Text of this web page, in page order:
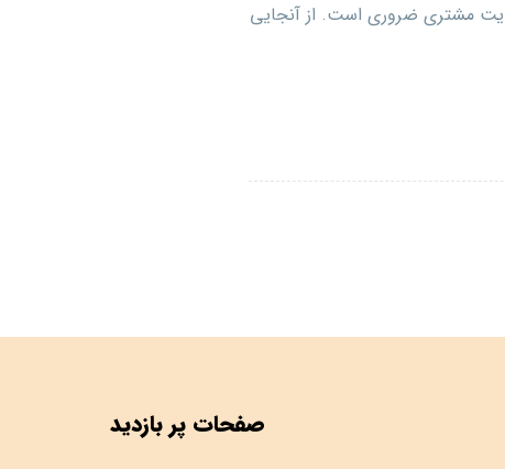
مشتری ضروری است. از آنجایی
صفحات پر بازدید